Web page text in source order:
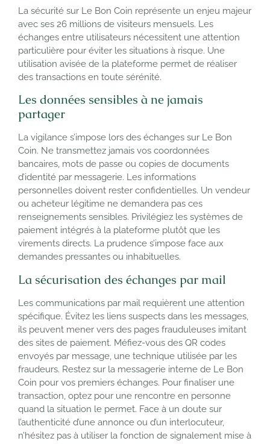
La sécurité sur Le Bon Coin représente un enjeu majeur
avec ses 26 millions de visiteurs mensuels. Les
échanges entre utilisateurs nécessitent une attention
particulière pour éviter les situations à risque. Une
utilisation avisée de la plateforme permet de réaliser
des transactions en toute sérénité.
Les données sensibles à ne jamais
partager
La vigilance s’impose lors des échanges sur Le Bon
Coin. Ne transmettez jamais vos coordonnées
bancaires, mots de passe ou copies de documents
d’identité par messagerie. Les informations
personnelles doivent rester confidentielles. Un vendeur
ou acheteur légitime ne demandera pas ces
renseignements sensibles. Privilégiez les systèmes de
paiement intégrés à la plateforme plutôt que les
virements directs. La prudence s’impose face aux
demandes pressantes ou inhabituelles.
La sécurisation des échanges par mail
Les communications par mail requièrent une attention
spécifique. Évitez les liens suspects dans les messages,
ils peuvent mener vers des pages frauduleuses imitant
des sites de paiement. Méfiez-vous des QR codes
envoyés par message, une technique utilisée par les
fraudeurs. Restez sur la messagerie interne de Le Bon
Coin pour vos premiers échanges. Pour finaliser une
transaction, optez pour une rencontre en personne
quand la situation le permet. Face à un doute sur
l’authenticité d’une annonce ou d’un interlocuteur,
n’hésitez pas à utiliser la fonction de signalement mise à